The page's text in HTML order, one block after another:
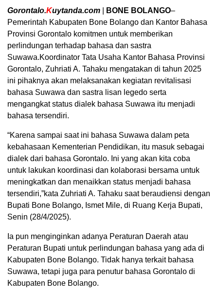
Gorontalo.Kuytanda.com BONE BOLANGO–
Pemerintah Kabupaten Bone Bolango dan Kantor Bahasa
Provinsi Gorontalo komitmen untuk memberikan
perlindungan terhadap bahasa dan sastra
Suwawa.Koordinator Tata Usaha Kantor Bahasa Provinsi
Gorontalo, Zuhriati A. Tahaku mengatakan di tahun 2025
ini pihaknya akan melaksanakan kegiatan revitalisasi
bahasa Suwawa dan sastra lisan legedo serta
mengangkat status dialek bahasa Suwawa itu menjadi
bahasa tersendiri.
“Karena sampai saat ini bahasa Suwawa dalam peta
kebahasaan Kementerian Pendidikan, itu masuk sebagai
dialek dari bahasa Gorontalo. Ini yang akan kita coba
untuk lakukan koordinasi dan kolaborasi bersama untuk
meningkatkan dan menaikkan status menjadi bahasa
tersendiri,”kata Zuhriati A. Tahaku saat beraudiensi dengan
Bupati Bone Bolango, Ismet Mile, di Ruang Kerja Bupati,
Senin (28/4/2025).
Ia pun menginginkan adanya Peraturan Daerah atau
Peraturan Bupati untuk perlindungan bahasa yang ada di
Kabupaten Bone Bolango. Tidak hanya terkait bahasa
Suwawa, tetapi juga para penutur bahasa Gorontalo di
Kabupaten Bone Bolango.